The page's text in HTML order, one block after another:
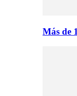
Más de